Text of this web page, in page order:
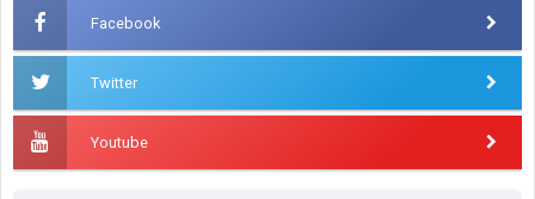
Facebook
Twitter
Youtube